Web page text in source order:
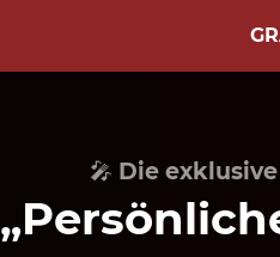
🎤 Die